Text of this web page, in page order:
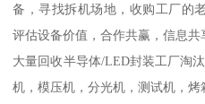
备，寻找拆机场地，收购工厂的
评估设备价值，合作共赢，信息共
大量回收半导体/LED封装工厂淘
机，模压机，分光机，测试机，烤